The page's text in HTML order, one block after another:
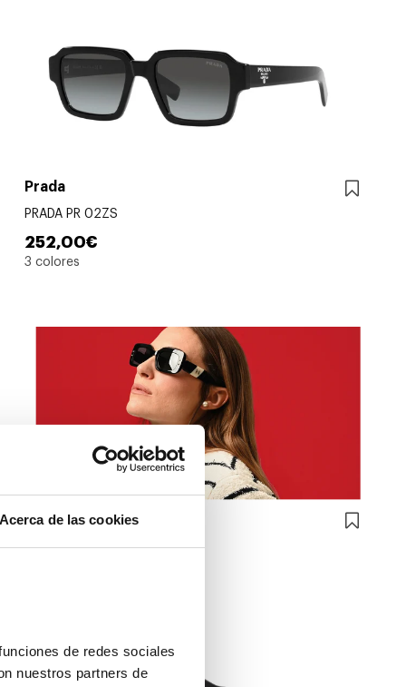
Acerca de las cookies
de redes sociales
nuestros partners de
Prada
PRADA PR 02ZS
252,00€
3 colores
Carolina Herrera
CAROLINA HERRERA HER 0187